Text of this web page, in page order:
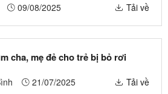
09/08/2025 Tải về
cha, mẹ đẻ cho trẻ bị bỏ rơi
21/07/2025 Tải về